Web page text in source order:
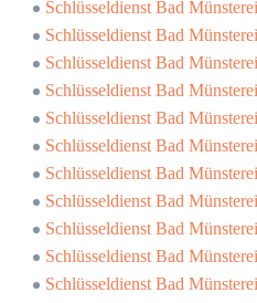
Schlüsseldienst Bad
Schlüsseldienst Bad
Schlüsseldienst Bad
Schlüsseldienst Bad
Schlüsseldienst Bad
Schlüsseldienst Bad
Schlüsseldienst Bad
Schlüsseldienst Bad
Schlüsseldienst Bad
Schlüsseldienst Bad
Schlüsseldienst Bad